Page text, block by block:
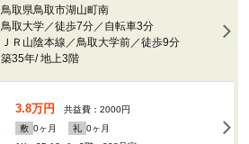
鳥取県鳥取市湖山町南
鳥取大学／徒歩7分／自転車3分
ＪＲ山陰本線／鳥取大学前／徒歩9分
築35年/地上3階
3.8万円
共益費：2000円
敷 0ヶ月 礼 0ヶ月